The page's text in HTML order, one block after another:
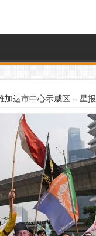
加达市中心示威区 – 星报